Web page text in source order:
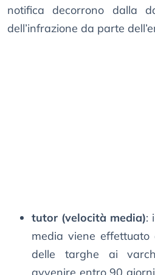
notifica decorrono dalla
dell’infrazione da parte
tutor (velocità media):
media viene
delle targhe ai